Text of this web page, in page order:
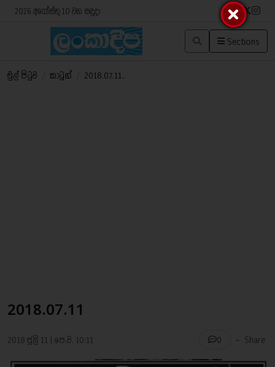
2026 අගෝස්තු 10 වන සඳුදා
Sections
මුල් පිටුව කාටූන් 2018.07.11..
2018.07.11
2018 ජූලි 11 | පෙ.ව. 10:11 0 - Share